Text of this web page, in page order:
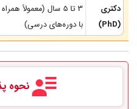
دکتری
(PhD)
3 تا 5 سال (معمولاً همراه
با دوره‌های درسی)
نحوه